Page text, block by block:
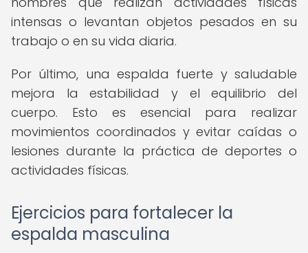
intensas o levantan objetos pesados en su
trabajo o en su vida diaria.
Por último, una espalda fuerte y saludable
mejora la estabilidad y el equilibrio del
cuerpo. Esto es esencial para realizar
movimientos coordinados y evitar caídas o
lesiones durante la práctica de deportes o
actividades físicas.
Ejercicios para fortalecer la
espalda masculina